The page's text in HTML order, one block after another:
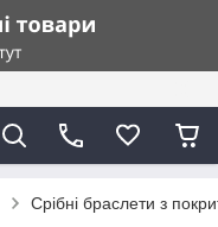
Срібні браслети з